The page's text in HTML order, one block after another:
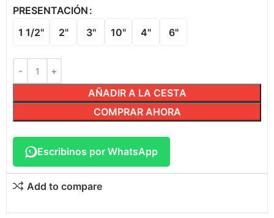
PRESENTACIÓN
1 1/2"
2" 3" 10" 4" 6"
AÑADIR A LA CESTA
COMPRAR AHORA
Escribinos por WhatsApp
Add to compare